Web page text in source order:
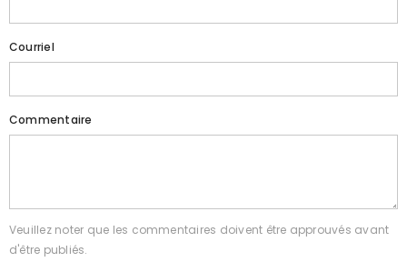
Courriel
Commentaire
Veuillez noter que les commentaires doivent être approuvés avant
d'être publiés.